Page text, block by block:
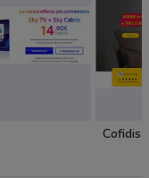
Cofidis